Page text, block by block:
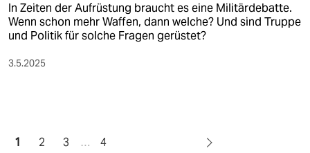
In Zeiten der Aufrüstung braucht es eine Militärdebatte.
Wenn schon mehr Waffen, dann welche? Und sind Truppe
und Politik für solche Fragen gerüstet?
3.5.2025
1 2 3 … 4